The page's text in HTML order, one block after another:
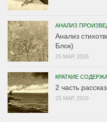
АНАЛИЗ
Анализ
Блок)
25 МАР, 2026
КРАТКИЕ
2 часть
25 МАР, 2026